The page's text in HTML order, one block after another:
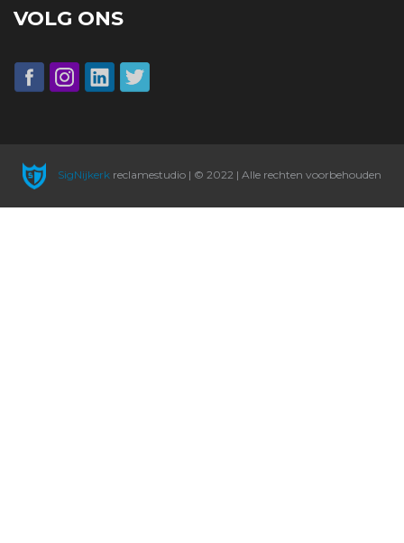
VOLG ONS
SigNijkerkreclamestudio | © 2022 | Alle rechten voorbehouden